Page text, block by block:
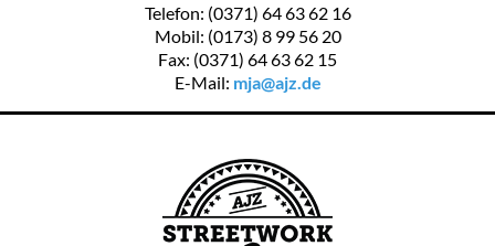
Telefon: (0371) 64 63 62 16
Mobil: (0173) 8 99 56 20
Fax: (0371) 64 63 62 15
E-Mail: mja@ajz.de